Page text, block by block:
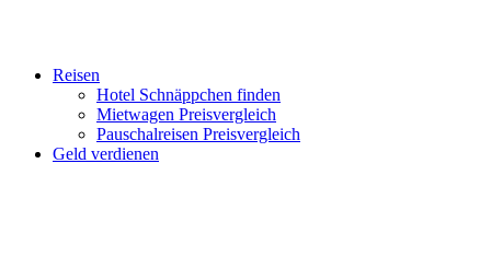
Reisen
Hotel Schnäppchen finden
Mietwagen Preisvergleich
Pauschalreisen Preisvergleich
Geld verdienen